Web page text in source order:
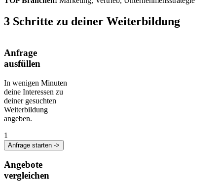
3 Schritte zu deiner Weiterbildung
Anfrage
ausfüllen
In wenigen Minuten
deine Interessen zu
deiner gesuchten
Weiterbildung
angeben.
1
Anfrage starten ->
Angebote
vergleichen